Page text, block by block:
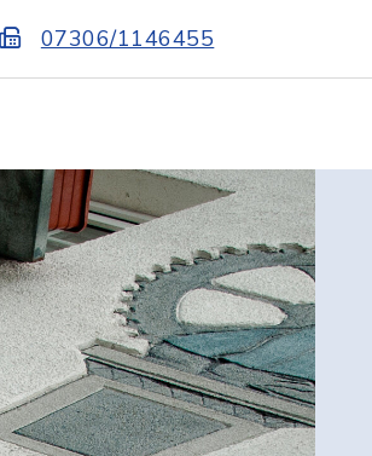
07306/1146455